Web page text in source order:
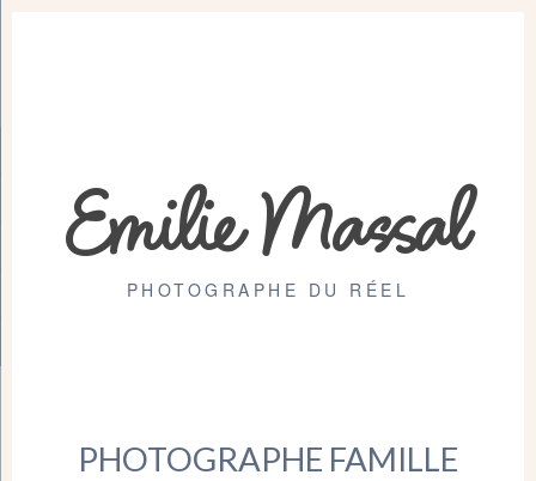
Emilie Massal
PHOTOGRAPHE DU RÉEL
PHOTOGRAPHE FAMILLE